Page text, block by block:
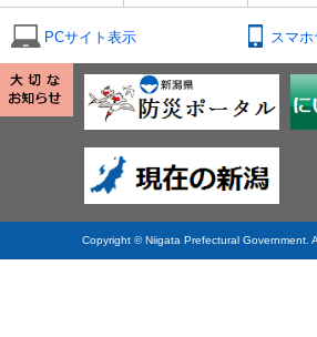
PCサイト表示 スマ
Copyright © Niigata Prefectural Government.